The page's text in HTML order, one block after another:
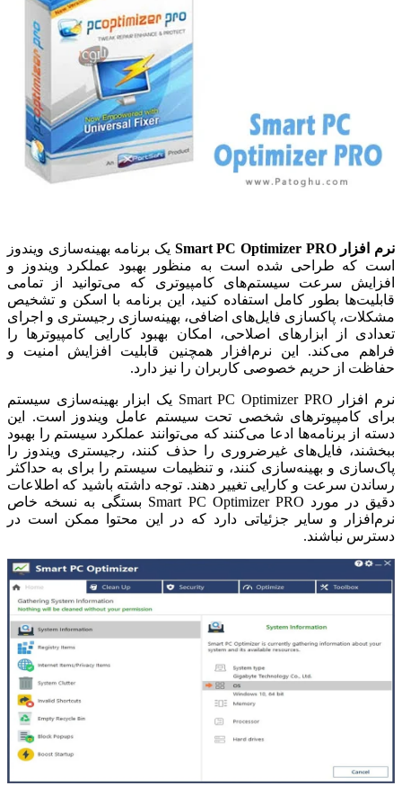
نرم افزار Smart PC Optimizer PRO
یک برنامه بهینه‌سازی ویندوز
است که طراحی شده است به منظور بهبود عملکرد ویندوز و
افزایش سرعت سیستم‌های کامپیوتری که می‌توانید از تمامی
قابلیت‌ها بطور کامل استفاده کنید، این برنامه با اسکن و تشخیص
مشکلات، پاکسازی فایل‌های اضافی، بهینه‌سازی رجیستری و اجرای
تعدادی از ابزارهای اصلاحی، امکان بهبود کارایی کامپیوترها را
فراهم می‌کند. این نرم‌افزار همچنین قابلیت افزایش امنیت و
حفاظت از حریم خصوصی کاربران را نیز دارد.
نرم افزار Smart PC Optimizer PRO یک ابزار بهینه‌سازی سیستم
برای کامپیوترهای شخصی تحت سیستم عامل ویندوز است. این
دسته از برنامه‌ها ادعا می‌کنند که می‌توانند عملکرد سیستم را بهبود
ببخشند، فایل‌های غیرضروری را حذف کنند، رجیستری ویندوز را
پاک‌سازی و بهینه‌سازی کنند، و تنظیمات سیستم را برای به حداکثر
رساندن سرعت و کارایی تغییر دهند. توجه داشته باشید که اطلاعات
دقیق در مورد Smart PC Optimizer PRO بستگی به نسخه خاص
نرم‌افزار و سایر جزئیاتی دارد که در این محتوا ممکن است در
دسترس نباشند.